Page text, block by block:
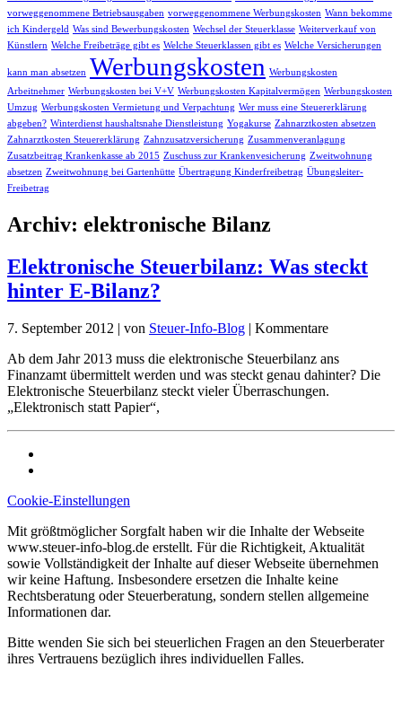
vorweggenommene Betriebsausgaben vorweggenommene Werbungskosten Wann bekomme
ich Kindergeld Was sind Bewerbungskosten Wechsel der Steuerklasse Weiterverkauf von
Künstlern Welche Freibeträge gibt es Welche Steuerklassen gibt es Welche Versicherungen
kann man absetzen Werbungskosten Werbungskosten
Arbeitnehmer Werbungskosten bei V+V Werbungskosten Kapitalvermögen Werbungskosten
Umzug Werbungskosten Vermietung und Verpachtung Wer muss eine Steuererklärung
abgeben? Winterdienst haushaltsnahe Dienstleistung Yogakurse Zahnarztkosten absetzen
Zahnarztkosten Steuererklärung Zahnzusatzversicherung Zusammenveranlagung
Zusatzbeitrag Krankenkasse ab 2015 Zuschuss zur Krankenvesicherung Zweitwohnung
absetzen Zweitwohnung bei Gartenhütte Übertragung Kinderfreibetrag Übungsleiter-
Freibetrag
Archiv: elektronische Bilanz
Elektronische Steuerbilanz: Was steckt
hinter E-Bilanz?
7. September 2012 | von Steuer-Info-Blog | Kommentare
Ab dem Jahr 2013 muss die elektronische Steuerbilanz ans
Finanzamt übermittelt werden und was steckt genau dahinter? Die
Elektronische Steuerbilanz steckt vieler Überraschungen.
„Elektronisch statt Papier“,
Cookie-Einstellungen
Mit größtmöglicher Sorgfalt haben wir die Inhalte der Webseite
www.steuer-info-blog.de erstellt. Für die Richtigkeit, Aktualität
sowie Vollständigkeit der Inhalte auf dieser Webseite übernehmen
wir keine Haftung. Insbesondere ersetzen die Inhalte keine
Rechtsberatung oder Steuerberatung, sondern stellen allgemeine
Informationen dar.
Bitte wenden Sie sich bei steuerlichen Fragen an den Steuerberater
ihres Vertrauens bezüglich ihres individuellen Falles.